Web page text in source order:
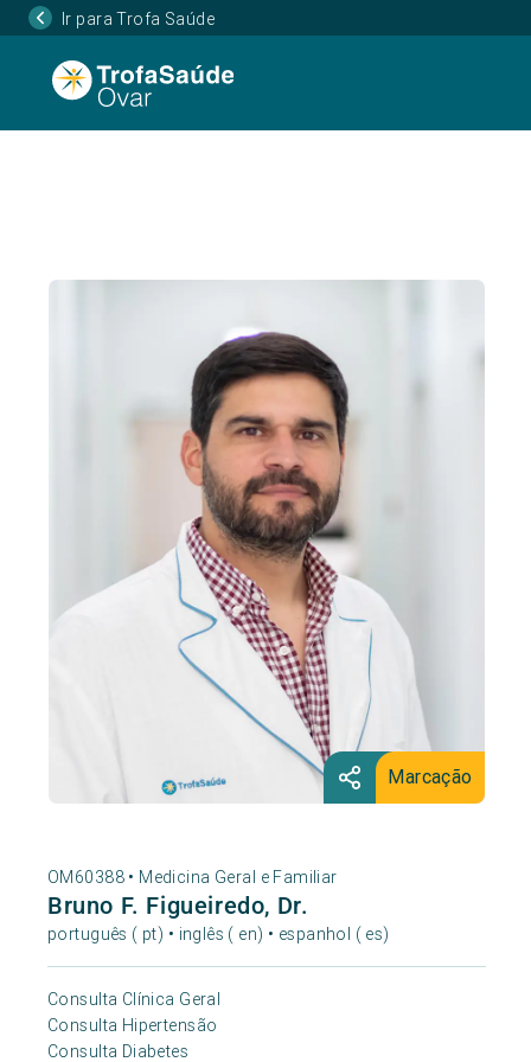
Ir para Trofa Saúde
Marcação
OM60388 • Medicina Geral e Familiar
Bruno F. Figueiredo, Dr.
português ( pt) • inglês ( en) • espanhol ( es)
Consulta Clínica Geral
Consulta Hipertensão
Consulta Diabetes